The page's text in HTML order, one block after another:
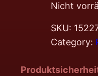
Nicht
SKU:
Category: